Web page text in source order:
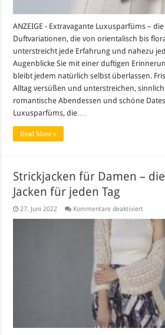
ANZEIGE - Extravagante Luxusparfüms –
Duftvariationen, die von orientalisch bis
unterstreicht jede Erfahrung und nahezu
Augenblicke Sie mit einer duftigen
bleibt jedem natürlich selbst überlassen.
Alltag versüßen und unterstreichen,
romantische Abendessen und schöne
Luxusparfüms, die …
Read More »
Strickjacken für Damen –
Jacken für jeden Tag
27. Juni 2022 Kommentare deaktiviertfür
für
Damen
die
Jacken
für
jeden
Tag